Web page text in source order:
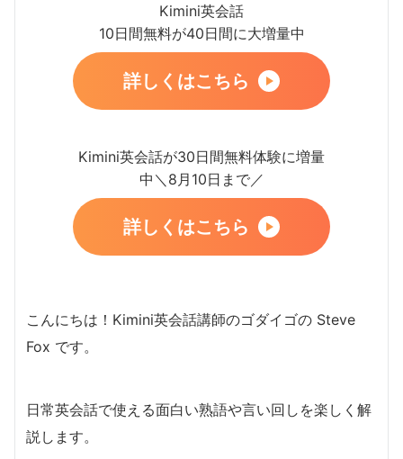
Kimini英会話
10日間無料が40日間に大増量中
詳しくはこちら
Kimini英会話が30日間無料体験に増量
中＼8月10日まで／
詳しくはこちら
こんにちは！Kimini英会話講師のゴダイゴの Steve
Fox です。
日常英会話で使える面白い熟語や言い回しを楽しく解
説します。